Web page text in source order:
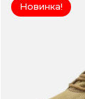
Новинка!